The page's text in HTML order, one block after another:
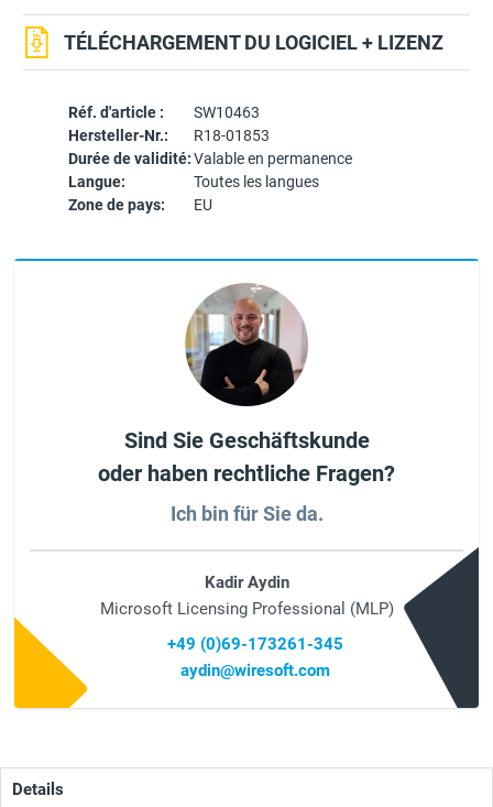
Réf. d'article :
SW10463
Hersteller-Nr.:
R18-01853
Durée de validité:Valable en permanence
Langue:
Toutes les langues
Zone de pays:
EU
TÉLÉCHARGEMENT DU LOGICIEL + LIZENZ
Sind Sie Geschäftskunde
oder haben rechtliche Fragen?
Ich bin für Sie da.
Kadir Aydin
Microsoft Licensing Professional (MLP)
+49 (0)69-173261-345
aydin@wiresoft.com
Details